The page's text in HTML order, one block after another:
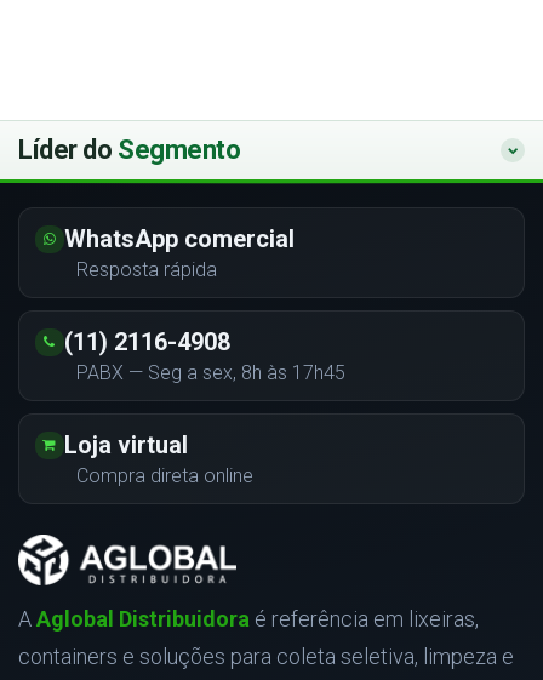
Líder do Segmento
WhatsApp comercial
Resposta rápida
(11) 2116-4908
PABX — Seg a sex, 8h às 17h45
Loja virtual
Compra direta online
AAglobal Distribuidora é referência em lixeiras,
containers e soluções para coleta seletiva, limpeza e